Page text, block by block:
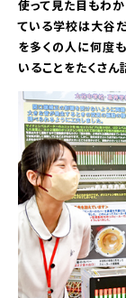
使って見た目もわ
ている学校は大谷だ
を多くの人に何度
いることをたくさん